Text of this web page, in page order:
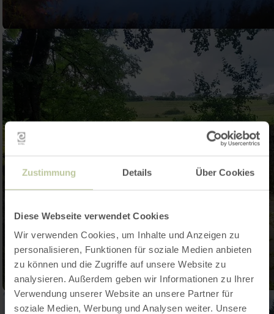
Zustimmung Details Über Cookies
Diese Webseite verwendet Cookies
Wir verwenden Cookies, um Inhalte und Anzeigen zu
personalisieren, Funktionen für soziale Medien anbieten
zu können und die Zugriffe auf unsere Website zu
analysieren. Außerdem geben wir Informationen zu Ihrer
Verwendung unserer Website an unsere Partner für
soziale Medien, Werbung und Analysen weiter. Unsere